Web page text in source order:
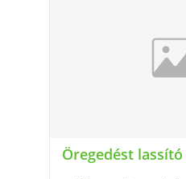
Öregedést